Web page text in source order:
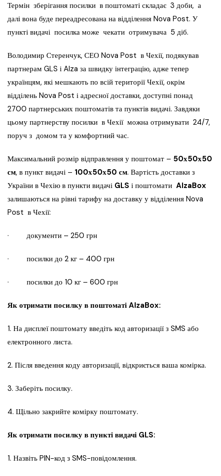
Термін зберігання посилки в поштоматі складає 3 доби, а
далі вона буде переадресована на відділення Nova Post. У
пункті видачі посилка може чекати отримувача 5 діб.
Володимир Стеренчук, СЕО Nova Post в Чехії, подякував
партнерам GLS і Alza за швидку інтеграцію, адже тепер
українцям, які мешкають по всій території Чехії, окрім
відділень Nova Post і адресної доставки, доступні понад
2700 партнерських поштоматів та пунктів видачі. Завдяки
цьому партнерству посилки в Чехії можна отримувати 24/7,
поруч з домом та у комфортний час.
Максимальний розмір відправлення у поштомат – 50х50х50
см, в пункт видачі – 100х50х50 см. Вартість доставки з
України в Чехію в пункти видачі GLS і поштомати AlzaBox
залишаються на рівні тарифу на доставку у відділення Nova
Post в Чехії:
· документи – 250 грн
· посилки до 2 кг – 400 грн
· посилки до 10 кг – 600 грн
Як отримати посилку в поштоматі AlzaBox:
1. На дисплеї поштомату введіть код авторизації з SMS або
електронного листа.
2. Після введення коду авторизації, відкриється ваша комірка.
3. Заберіть посилку.
4. Щільно закрийте комірку поштомату.
Як отримати посилку в пункті видачі GLS:
1. Назвіть PIN-код з SMS-повідомлення.